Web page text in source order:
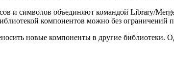
и символов объединяют командой Library/
компонентов можно без ограничений
новые компоненты в другие библиотеки.